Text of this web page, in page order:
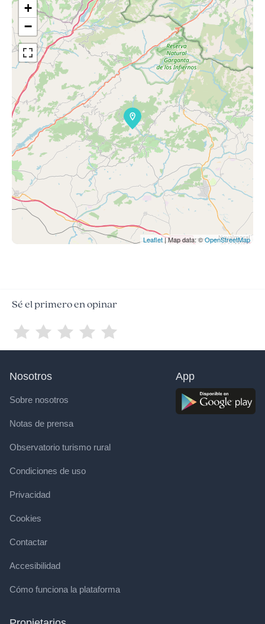
+
−
Leaflet| Map data: ©OpenStreetMap
Sé el primero en opinar
Nosotros
Sobre nosotros
Notas de prensa
Observatorio turismo rural
Condiciones de uso
Privacidad
Cookies
Contactar
Accesibilidad
Cómo funciona la plataforma
App